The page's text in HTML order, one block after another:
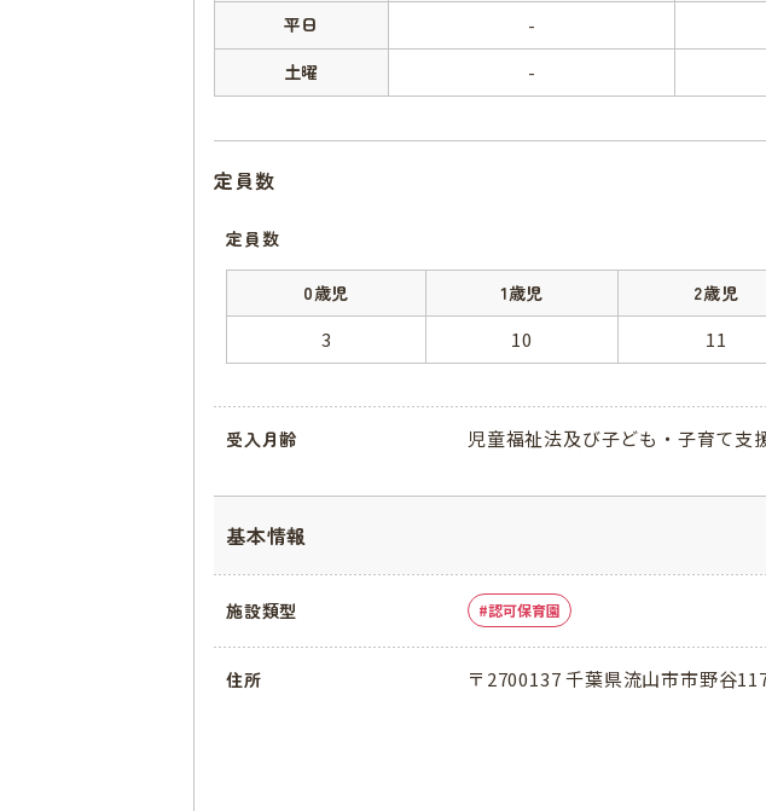
平日
-
土曜 -
定員数
定員数
0歳児 1歳児 2歳児
3 10 11
受入月齢 児童福祉法及び子ども・子育て支
基本情報
施設類型 認可保育園
住所 〒2700137 千葉県流山市市野谷